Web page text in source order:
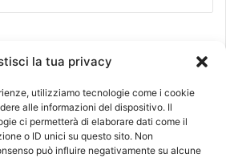
la tua privacy
utilizziamo tecnologie come i cookie
alle informazioni del dispositivo. Il
ci permetterà di elaborare dati come il
o ID unici su questo sito. Non
può influire negativamente su alcune